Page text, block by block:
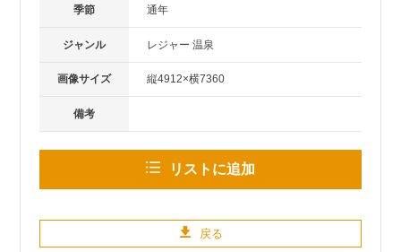
季節 通年
ジャンル レジャー 温泉
画像サイズ 縦4912×横7360
備考
リストに追加
戻る